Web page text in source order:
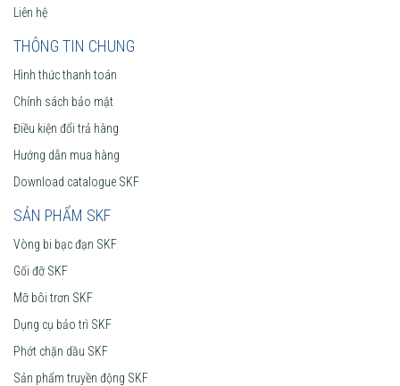
Liên hệ
THÔNG TIN CHUNG
Hình thức thanh toán
Chính sách bảo mật
Điều kiện đổi trả hàng
Hướng dẫn mua hàng
Download catalogue SKF
SẢN PHẨM SKF
Vòng bi bạc đạn SKF
Gối đỡ SKF
Mỡ bôi trơn SKF
Dụng cụ bảo trì SKF
Phớt chặn dầu SKF
Sản phẩm truyền động SKF